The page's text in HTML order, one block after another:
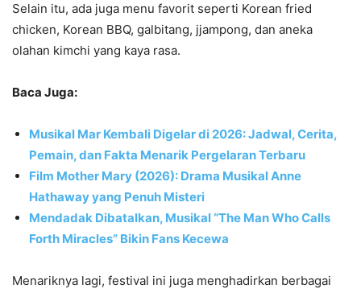
Selain itu, ada juga menu favorit seperti Korean fried
chicken, Korean BBQ, galbitang, jjampong, dan aneka
olahan kimchi yang kaya rasa.
Baca Juga:
Musikal Mar Kembali Digelar di 2026: Jadwal, Cerita,
Pemain, dan Fakta Menarik Pergelaran Terbaru
Film Mother Mary (2026): Drama Musikal Anne
Hathaway yang Penuh Misteri
Mendadak Dibatalkan, Musikal “The Man Who Calls
Forth Miracles” Bikin Fans Kecewa
Menariknya lagi, festival ini juga menghadirkan berbagai